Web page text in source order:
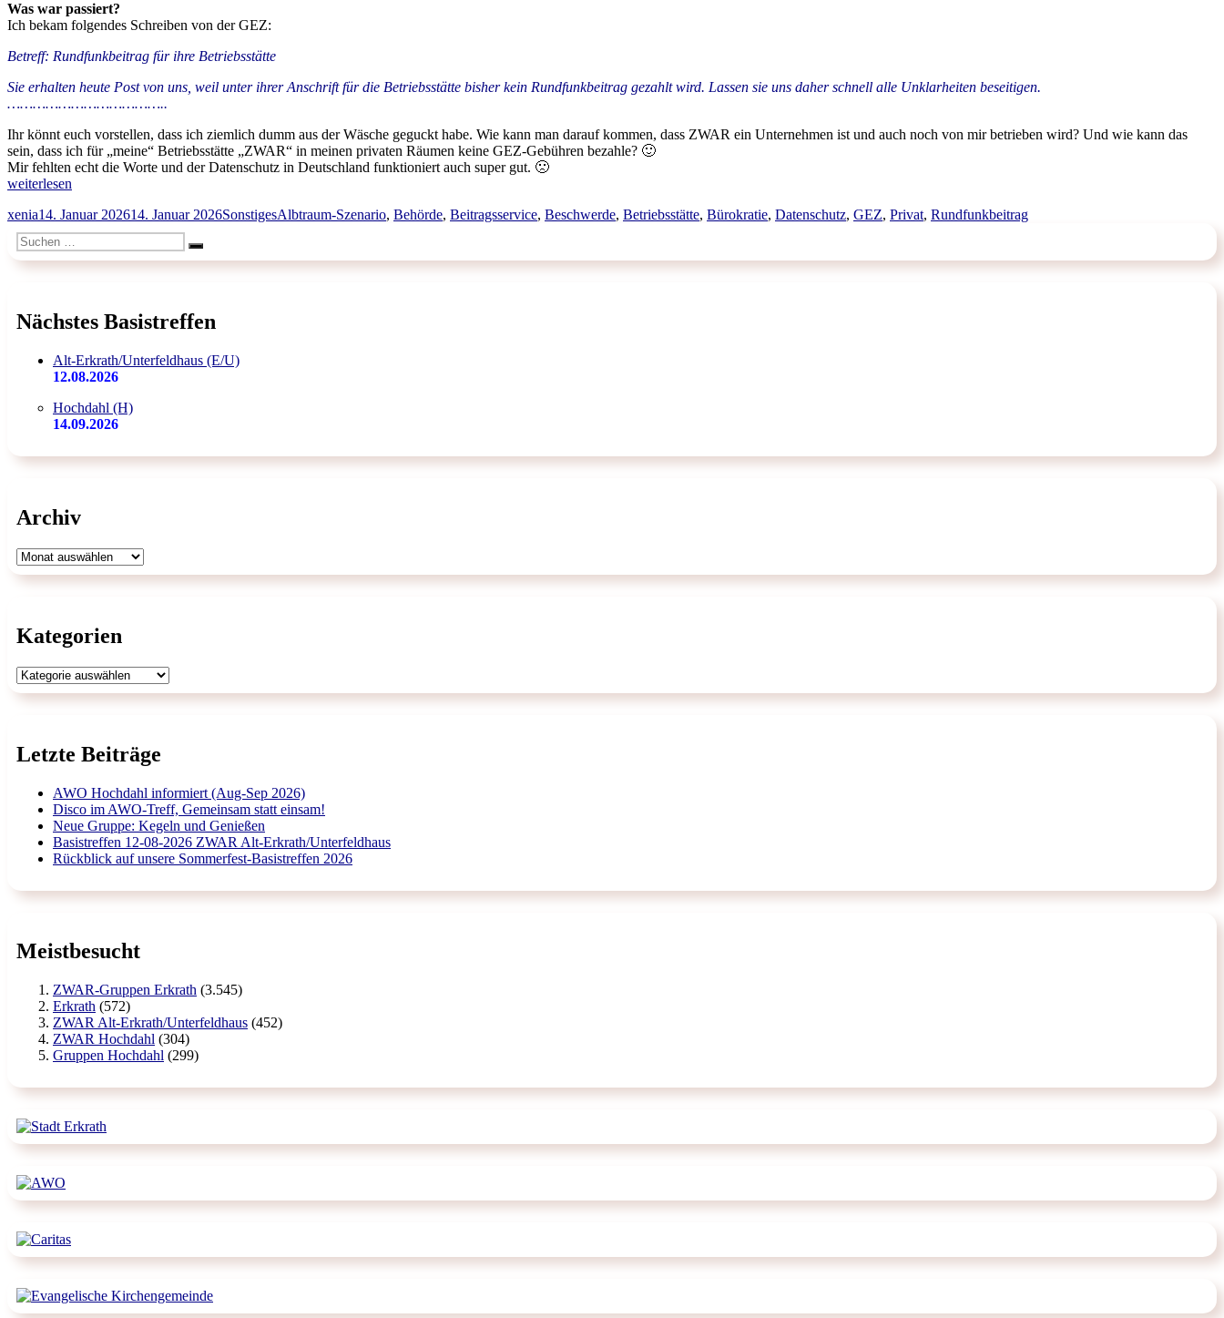
Was war passiert?
Ich bekam folgendes Schreiben von der GEZ:
Betreff: Rundfunkbeitrag für ihre Betriebsstätte
Sie erhalten heute Post von uns, weil unter ihrer Anschrift für die Betriebsstätte bisher kein Rundfunkbeitrag gezahlt wird. Lassen sie uns daher schnell alle Unklarheiten beseitigen.
………………………………..
Ihr könnt euch vorstellen, dass ich ziemlich dumm aus der Wäsche geguckt habe. Wie kann man darauf kommen, dass ZWAR ein Unternehmen ist und auch noch von mir betrieben wird? Und wie kann das
sein, dass ich für „meine“ Betriebsstätte „ZWAR“ in meinen privaten Räumen keine GEZ-Gebühren bezahle? 🙂
Mir fehlten echt die Worte und der Datenschutz in Deutschland funktioniert auch super gut. 🙁
„Xenia`s
„ZWAR“
in
privaten
Räumen“
weiterlesen
Autor
xeniaVeröffentlicht
am
14. Januar 202614. Januar 2026Kategorien
SonstigesSchlagwörter
Albtraum-Szenario, Behörde, Beitragsservice, Beschwerde, Betriebsstätte, Bürokratie, Datenschutz, GEZ, Privat, Rundfunkbeitrag
Suchen
nach:
Suchen
Nächstes Basistreffen
Alt-Erkrath/Unterfeldhaus (E/U)
12.08.2026
Hochdahl (H)
14.09.2026
Archiv
Archiv
Kategorien
Kategorien
Letzte Beiträge
AWO Hochdahl informiert (Aug-Sep 2026)
Disco im AWO-Treff, Gemeinsam statt einsam!
Neue Gruppe: Kegeln und Genießen
Basistreffen 12-08-2026 ZWAR Alt-Erkrath/Unterfeldhaus
Rückblick auf unsere Sommerfest-Basistreffen 2026
Meistbesucht
ZWAR-Gruppen Erkrath (3.545)
Erkrath (572)
ZWAR Alt-Erkrath/Unterfeldhaus (452)
ZWAR Hochdahl (304)
Gruppen Hochdahl (299)